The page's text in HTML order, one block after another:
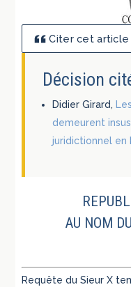
Citer cet article
Décision
Didier Girard,
demeurent
juridictionnel en
AU NOM
Requête du Sieur X